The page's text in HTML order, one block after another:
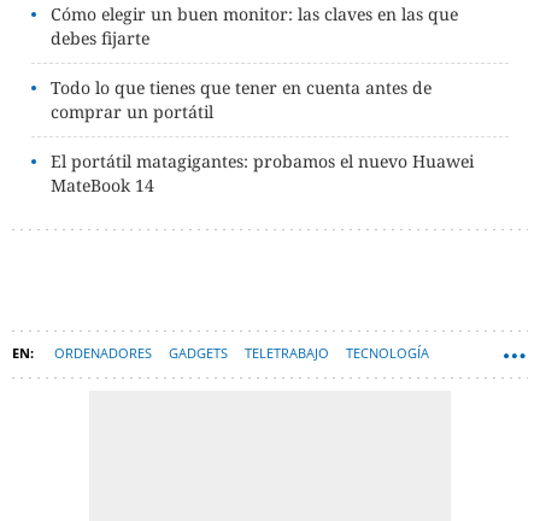
Cómo elegir un buen monitor: las claves en las que
debes fijarte
Todo lo que tienes que tener en cuenta antes de
comprar un portátil
El portátil matagigantes: probamos el nuevo Huawei
MateBook 14
ORDENADORES GADGETS TELETRABAJO TECNOLOGÍA